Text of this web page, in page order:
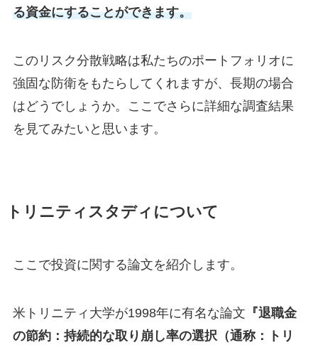
る資金にすることができます。
このリスク分散戦略は私たちのポートフォリオに
強固な防衛をもたらしてくれますが、長期の場合
はどうでしょうか。ここでさらに詳細な調査結果
を見てみたいと思います。
トリニティスタディについて
ここで投資に関する論文を紹介します。
米トリニティ大学が1998年に有名な論文 『退職金
の節約：持続的な取り崩し率の選択（通称：トリ